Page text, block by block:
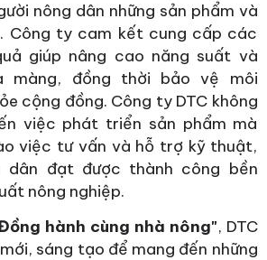
nông dân những sản phẩm và
Công ty cam kết cung cấp các
giúp nâng cao năng suất và
màng, đồng thời bảo vệ môi
cộng đồng. Công ty DTC không
việc phát triển sản phẩm mà
việc tư vấn và hỗ trợ kỹ thuật,
dân đạt được thành công bền
nông nghiệp.
hành cùng nhà nông", DTC
sáng tạo để mang đến những